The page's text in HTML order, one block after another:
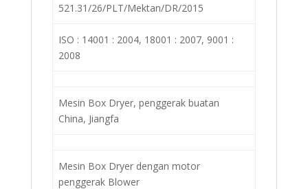
521.31/26/PLT/Mektan/DR/2015
ISO : 14001 : 2004, 18001 : 2007, 9001 :
2008
Mesin Box Dryer, penggerak buatan
China, Jiangfa
Mesin Box Dryer dengan motor
penggerak Blower